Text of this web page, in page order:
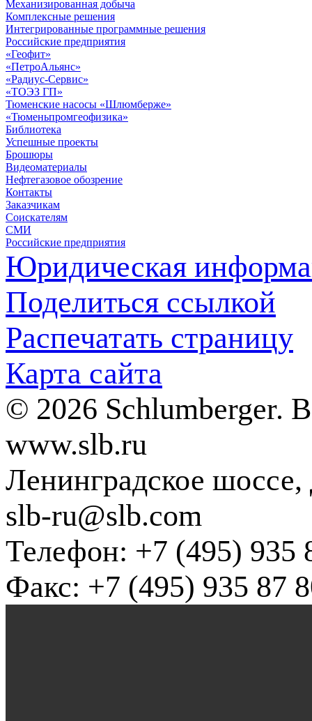
Механизированная добыча
Комплексные решения
Интегрированные программные решения
Российские предприятия
«Геофит»
«ПетроАльянс»
«Радиус-Сервис»
«ТОЭЗ ГП»
Тюменские насосы «Шлюмберже»
«Тюменьпромгеофизика»
Библиотека
Успешные проекты
Брошюры
Видеоматериалы
Нефтегазовое обозрение
Контакты
Заказчикам
Соискателям
СМИ
Российские предприятия
Юридическая
Поделиться ссылкой
Распечатать страницу
Карта сайта
© 2026 Schlumberger.
www.slb.ru
Ленинградское
slb-ru@slb.com
Телефон: +7 (495) 935
Факс: +7 (495) 935 87